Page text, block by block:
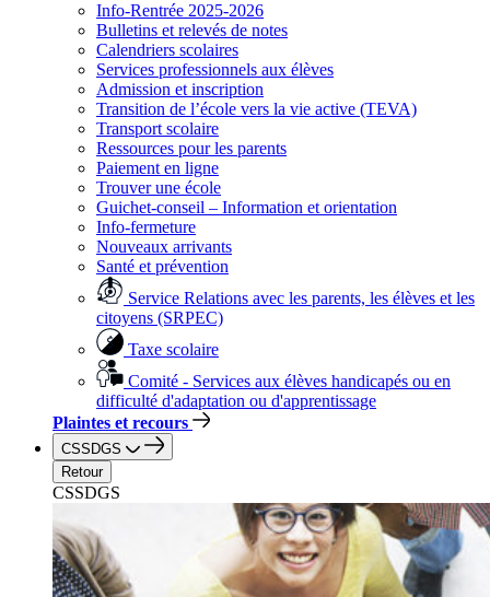
Info-Rentrée 2025-2026
Bulletins et relevés de notes
Calendriers scolaires
Services professionnels aux élèves
Admission et inscription
Transition de l’école vers la vie active (TEVA)
Transport scolaire
Ressources pour les parents
Paiement en ligne
Trouver une école
Guichet-conseil – Information et orientation
Info-fermeture
Nouveaux arrivants
Santé et prévention
Service Relations avec les parents, les élèves et les
citoyens (SRPEC)
Taxe scolaire
Comité - Services aux élèves handicapés ou en
difficulté d'adaptation ou d'apprentissage
Plaintes et recours
CSSDGS
Retour
CSSDGS